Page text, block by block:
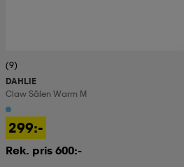
(9)
DAHLIE
Claw Sälen Warm M
299:-
Rek. pris 600:-